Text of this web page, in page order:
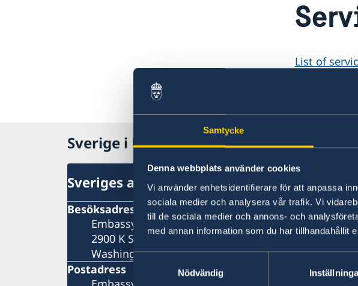
Samtycke
Denna webbplats använder cookies
Vi använder enhetsidentifierare för att anpassa
sociala medier och analysera vår trafik. Vi
till de sociala medier och annons- och
med annan information som du har tillhandahållit
Samtyckesval
Nödvändig
List of
Sverige i USA, Washington
Sveriges ambassad
Besöksadress
Embassy of Sweden
2900 K Street, N.W.
Washington, DC 20007
Postadress